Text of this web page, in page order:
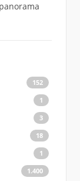
152
1
3
18
1
1.400